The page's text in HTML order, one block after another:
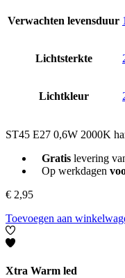
Verwachten levensduur
Lichtsterkte
Lichtkleur
ST45 E27 0,6W 2000K
Gratislevering
Op werkdagen
€ 2,95
Toevoegen aan
Xtra Warm led